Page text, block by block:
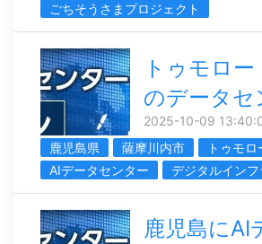
ごちそうさまプロジェクト
トゥモロー
のデータセ
2025-10-09
鹿児島県
薩摩川内市
トゥモ
AIデータセンター
デジタルインフ
鹿児島にAI